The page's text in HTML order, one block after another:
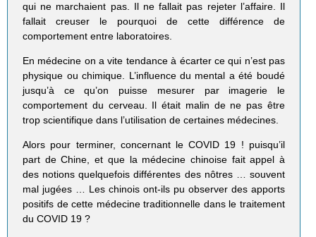
qui ne marchaient pas. Il ne fallait pas rejeter l’affaire. Il
fallait creuser le pourquoi de cette différence de
comportement entre laboratoires.
En médecine on a vite tendance à écarter ce qui n’est pas
physique ou chimique. L’influence du mental a été boudé
jusqu’à ce qu’on puisse mesurer par imagerie le
comportement du cerveau. Il était malin de ne pas être
trop scientifique dans l’utilisation de certaines médecines.
Alors pour terminer, concernant le COVID 19 ! puisqu’il
part de Chine, et que la médecine chinoise fait appel à
des notions quelquefois différentes des nôtres … souvent
mal jugées … Les chinois ont-ils pu observer des apports
positifs de cette médecine traditionnelle dans le traitement
du COVID 19 ?